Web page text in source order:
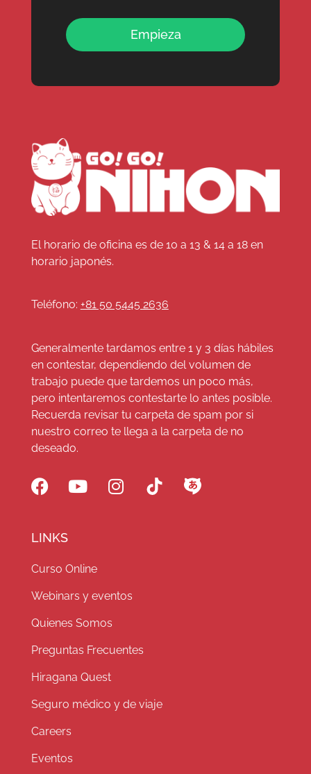
Empieza
El horario de oficina es de 10 a 13 & 14 a 18 en
horario japonés.
Teléfono: +81 50 5445 2636
Generalmente tardamos entre 1 y 3 días hábiles
en contestar, dependiendo del volumen de
trabajo puede que tardemos un poco más,
pero intentaremos contestarte lo antes posible.
Recuerda revisar tu carpeta de spam por si
nuestro correo te llega a la carpeta de no
deseado.
LINKS
Curso Online
Webinars y eventos
Quienes Somos
Preguntas Frecuentes
Hiragana Quest
Seguro médico y de viaje
Careers
Eventos